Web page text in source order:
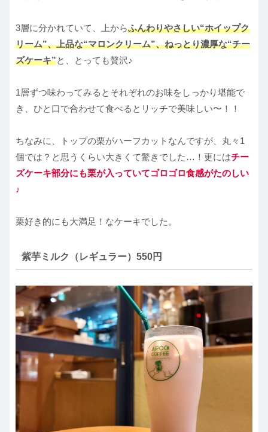
3層に分かれていて、上からふんわりやさしい“ホイップク
リーム”、上品な“マロンクリーム”、ねっとり濃厚な“チー
ズケーキ”と、とっても贅沢♪
1層ずつ味わってみるとそれぞれのお味をしっかり堪能で
き、ひと口で合わせて食べるとリッチで美味しい〜！！
ちなみに、トップの栗がハーフカットなんですが、丸々1
個では？と思うくらい大きくて驚きでした…！更にはチー
ズケーキ部分にも栗が入っていてゴロゴロ食感がたのしい
♪
栗好き的にも大満足！なケーキでした。
紫芋ミルク（レギュラー）550円